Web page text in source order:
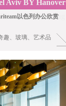
Aviv BY Hanover
Planning
以色列办公欣赏
趣、玻璃、艺术品